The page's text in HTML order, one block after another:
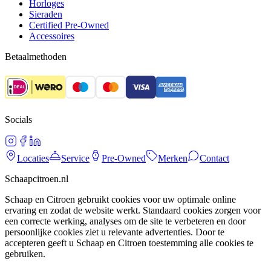
Horloges
Sieraden
Certified Pre-Owned
Accessoires
Betaalmethoden
Socials
Locaties Service Pre-Owned Merken
Contact
Schaapcitroen.nl
Schaap en Citroen gebruikt cookies voor uw optimale online
ervaring en zodat de website werkt. Standaard cookies zorgen voor
een correcte werking, analyses om de site te verbeteren en door
persoonlijke cookies ziet u relevante advertenties. Door te
accepteren geeft u Schaap en Citroen toestemming alle cookies te
gebruiken.